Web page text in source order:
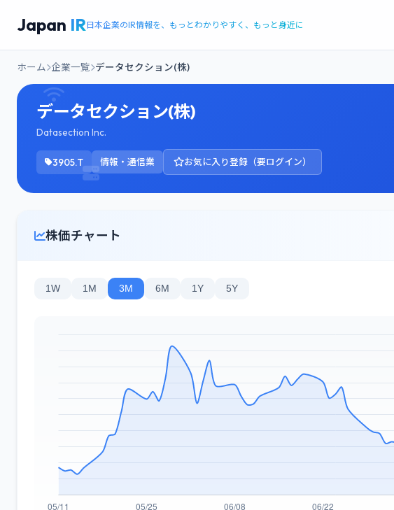
Japan IR日本企業のIR情報を、もっとわかりやすく、もっと身近に
ホーム 企業一覧 データセクション(株)
データセクション(株)
Datasection Inc.
3905.T 情報・通信業 お気に入り登録（要ログイン）
株価チャート
1W 1M 3M 6M 1Y 5Y